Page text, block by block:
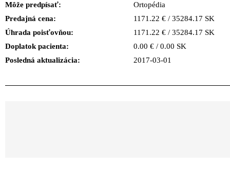
Môže predpísať:
Ortopédia
Predajná cena:
1171.22 € / 35284.17 SK
Úhrada poisťovňou:
1171.22 € / 35284.17 SK
Doplatok pacienta:
0.00 € / 0.00 SK
Posledná aktualizácia:
2017-03-01